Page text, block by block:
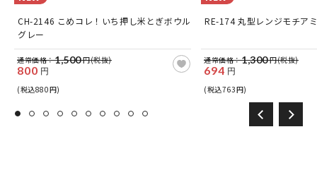
CH-2146 こめコレ！いち押し米とぎボウル
グレー
通常価格：1,500円(税抜)
800 円
(税込880円)
RE-174 丸型レンジモチア
通常価格：1,300円(税抜)
694 円
(税込763円)